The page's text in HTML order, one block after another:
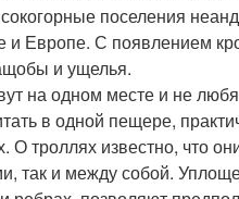
поселения
и Европе. С появлением
и ущелья.
на одном месте и не
в одной пещере,
О троллях известно, что
так и между собой.